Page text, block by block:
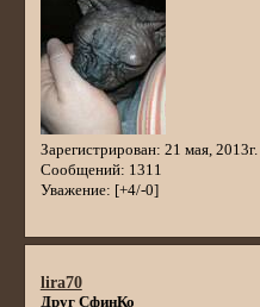
Зарегистрирован: 21 мая, 2013г.
Сообщений: 1311
Уважение: [+4/-0]
lira70
Друг СфинКо